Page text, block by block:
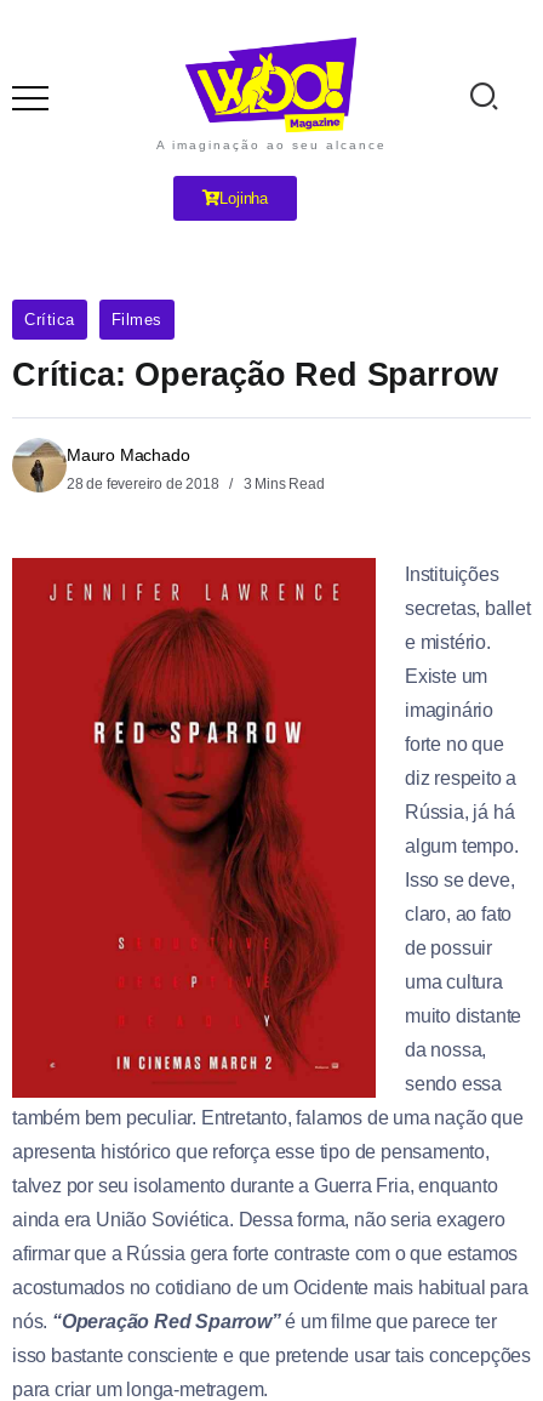
A imaginação ao seu alcance
Lojinha
Crítica Filmes
Crítica: Operação Red Sparrow
Mauro Machado
28 de fevereiro de 2018 3 Mins Read
Instituições
secretas, ballet
e mistério.
Existe um
imaginário
forte no que
diz respeito a
Rússia, já há
algum tempo.
Isso se deve,
claro, ao fato
de possuir
uma cultura
muito distante
da nossa,
sendo essa
também bem peculiar. Entretanto, falamos de uma nação que
apresenta histórico que reforça esse tipo de pensamento,
talvez por seu isolamento durante a Guerra Fria, enquanto
ainda era União Soviética. Dessa forma, não seria exagero
afirmar que a Rússia gera forte contraste com o que estamos
acostumados no cotidiano de um Ocidente mais habitual para
nós. “Operação Red Sparrow”é um filme que parece ter
isso bastante consciente e que pretende usar tais concepções
para criar um longa-metragem.